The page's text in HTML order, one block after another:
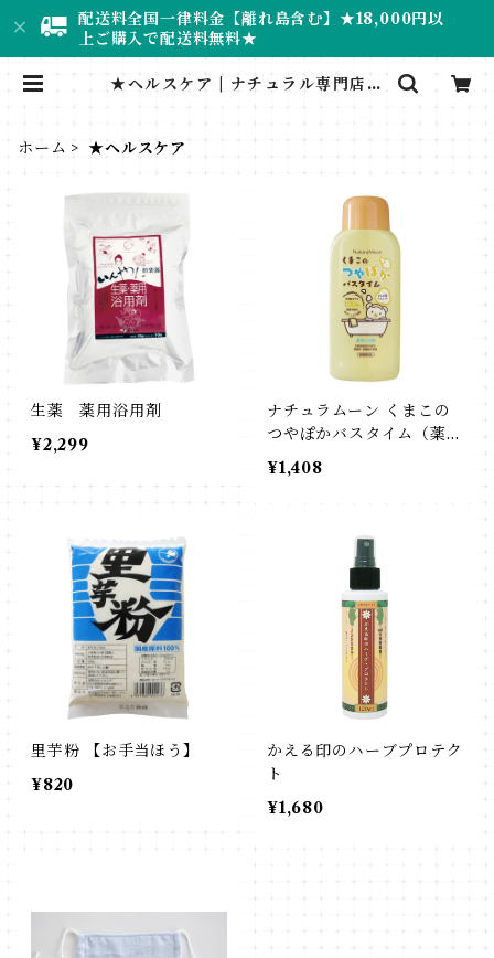
配送料全国一律料金【離れ島含む】★18,000円以
上ご購入で配送料無料★
★ヘルスケア | ナチュラル専門店＊
ホーム ★ヘルスケア
生薬 薬用浴用剤
¥2,299
ナチュラムーン くまこの
つやぽかバスタイム（薬用
入浴剤）
¥1,408
里芋粉 【お手当ほう】
¥820
かえる印のハーブプロテク
ト
¥1,680